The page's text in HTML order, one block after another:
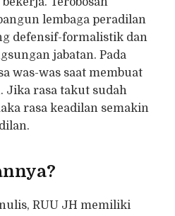
lembaga peradilan
defensif-formalistik dan
jabatan. Pada
was-was saat membuat
Jika rasa takut sudah
rasa keadilan semakin
RUU JH memiliki